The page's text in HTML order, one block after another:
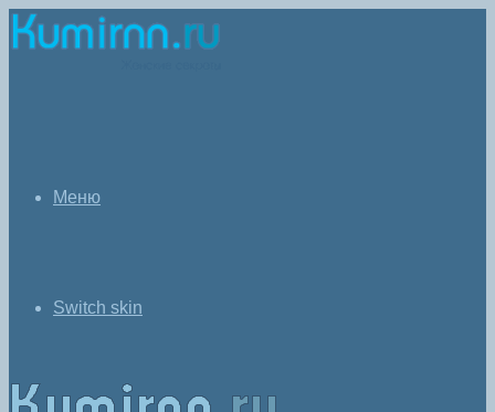
Меню
Switch skin